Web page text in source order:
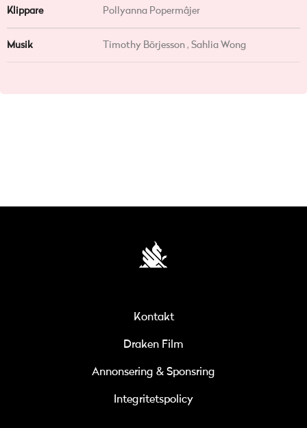
Klippare Pollyanna Popermâjer
Musik Timothy Börjesson , Sahlia Wong
Kontakt
Draken Film
Annonsering & Sponsring
Integritetspolicy